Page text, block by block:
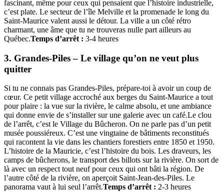
fascinant, même pour ceux qui pensaient que l’histoire industrielle,
c’est plate. Le secteur de l’île Melville et la promenade le long du
Saint-Maurice valent aussi le détour. La ville a un côté rétro
charmant, une âme que tu ne trouveras nulle part ailleurs au
Québec.Temps d’arrêt : 3-4 heures
3. Grandes-Piles – Le village qu’on ne veut plus
quitter
Si tu ne connais pas Grandes-Piles, prépare-toi à avoir un coup de
cœur. Ce petit village accroché aux berges du Saint-Maurice a tout
pour plaire : la vue sur la rivière, le calme absolu, et une ambiance
qui donne envie de s’installer sur une galerie avec un café.Le clou
de l’arrêt, c’est le Village du Bûcheron. On ne parle pas d’un petit
musée poussiéreux. C’est une vingtaine de bâtiments reconstitués
qui racontent la vie dans les chantiers forestiers entre 1850 et 1950.
L’histoire de la Mauricie, c’est l’histoire du bois. Les draveurs, les
camps de bûcherons, le transport des billots sur la rivière. On sort de
là avec un respect tout neuf pour ceux qui ont bâti la région. De
l’autre côté de la rivière, on aperçoit Saint-Jean-des-Piles. Le
panorama vaut à lui seul l’arrêt.Temps d’arrêt : 2-3 heures